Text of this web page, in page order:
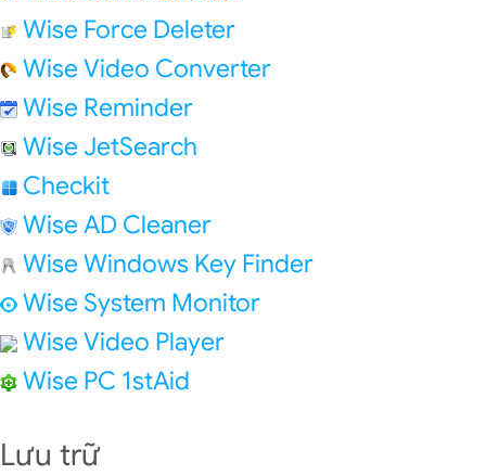
Wise Force Deleter
Wise Video Converter
Wise Reminder
Wise JetSearch
Checkit
Wise AD Cleaner
Wise Windows Key Finder
Wise System Monitor
Wise Video Player
Wise PC 1stAid
Lưu trữ